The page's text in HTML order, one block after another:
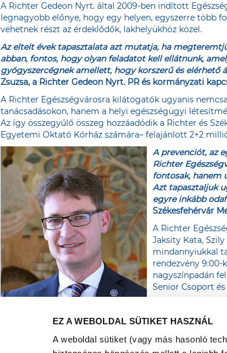
EZ A WEBOLDAL SÜTIKET HASZNÁL
A weboldal sütiket (vagy más hasonló
A Richter Gedeon Nyrt. által 2009-ben indított
legnagyobb előnye, hogy egy helyen, egyszerre több
vehetnek részt az érdeklődők, lakhelyükhöz közel.
Az eltelt évek tapasztalata azt mutatja, ha
abban, fontos, hogy olyan feladatot kell ellátnunk,
gyógyszercégnek amellett, hogy korszerű és elérhető
Zsuzsa, a Richter Gedeon Nyrt. PR és kormányzati
A Richter Egészségvárosra kilátogatók ugyanis
tanácsadásokon, hanem a helyi egészségügyi
Az így összegyűlő összeg hozzáadódik a Richter és
Egyetemi Oktató Kórház számára– felajánlott 2+2
A prevenciót, az
Richter
fontosak, hanem
Azt tapasztaljuk
egyre inkább
Székesfehérvár
A Richter
Jaksity Kata,
mindannyiukkal
rendezvény 9:00-
nagyszínpadán
Senior Csoport